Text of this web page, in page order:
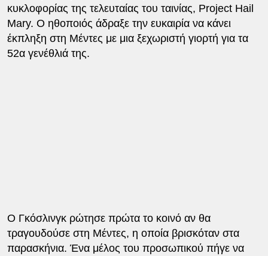
κυκλοφορίας της τελευταίας του ταινίας, Project Hail
Mary. Ο ηθοποιός άδραξε την ευκαιρία να κάνει
έκπληξη στη Μέντες με μια ξεχωριστή γιορτή για τα
52α γενέθλιά της.
Ο Γκόσλινγκ ρώτησε πρώτα το κοινό αν θα
τραγουδούσε στη Μέντες, η οποία βρισκόταν στα
παρασκήνια. Ένα μέλος του προσωπικού πήγε να